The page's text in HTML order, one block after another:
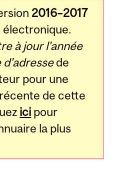
2016–2017
électronique.
à jour l'année
d'adressede
pour une
de cette
ici pour
la plus